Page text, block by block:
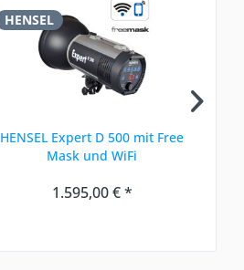
HENSEL
HENSEL Expert D 500 mit Free
Mask und WiFi
1.595,00 € *